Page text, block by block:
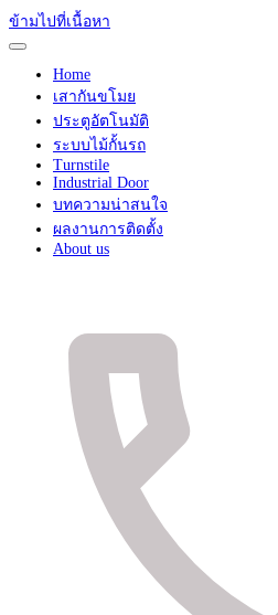
ข้ามไปที่เนื้อหา
Home
เสากันขโมย
ประตูอัตโนมัติ
ระบบไม้กั้นรถ
Turnstile
Industrial Door
บทความน่าสนใจ
ผลงานการติดตั้ง
About us